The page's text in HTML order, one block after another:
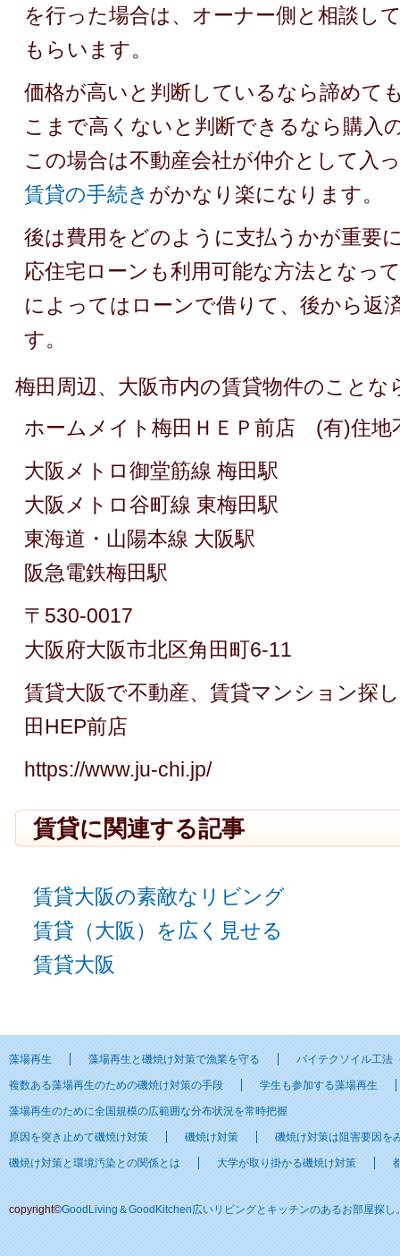
を行った場合は、オーナー側と相談し
もらいます。
価格が高いと判断しているなら諦めて
こまで高くないと判断できるなら購入
この場合は不動産会社が仲介として入
賃貸の手続き がかなり楽になります。
後は費用をどのように支払うかが重要
応住宅ローンも利用可能な方法となっ
によってはローンで借りて、後から返
す。
梅田周辺、大阪市内の賃貸物件のことな
ホームメイト梅田ＨＥＰ前店 (有)住地
大阪メトロ御堂筋線 梅田駅
大阪メトロ谷町線 東梅田駅
東海道・山陽本線 大阪駅
阪急電鉄梅田駅
〒530-0017
大阪府大阪市北区角田町6-11
賃貸大阪で不動産、賃貸マンション探
田HEP前店
https://www.ju-chi.jp/
賃貸に関連する記事
賃貸大阪の素敵なリビング
賃貸（大阪）を広く見せる
賃貸大阪
藻場再生 藻場再生と磯焼け対策で漁業を守る バイテクソイル工法
複数ある藻場再生のための磯焼け対策の手段 学生も参加する藻場再生
藻場再生のために全国規模の広範囲な分布状況を常時把握
原因を突き止めて磯焼け対策 磯焼け対策 磯焼け対策は阻害要因を
磯焼け対策と環境汚染との関係とは 大学が取り掛かる磯焼け対策
copyright©GoodLiving＆GoodKitchen広いリビングとキッチンのあるお部屋探